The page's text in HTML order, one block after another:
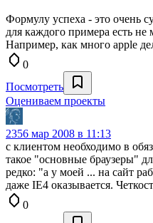
Формулу успеха - это очень
для каждого примера есть
Например, как много apple
0
Посмотреть
Оцениваем проекты
2356 мар 2008 в 11:13
с клиентом необходимо в
такое "основные браузеры"
редко: "а у моей ... на сайт
даже IE4 оказывается.
0